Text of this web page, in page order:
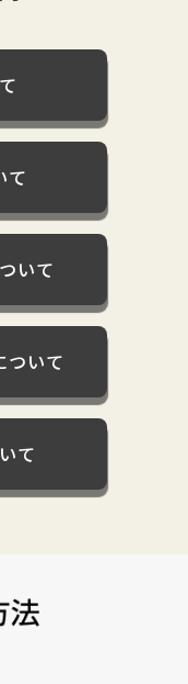
て
いて
ついて
て